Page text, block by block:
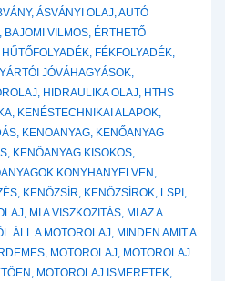
, ÁSVÁNYI OLAJ,AUTÓ
, BAJOMI VILMOS, ÉRTHETŐ
, FÉKFOLYADÉK,
JÓVÁHAGYÁSOK,
, HIDRAULIKA OLAJ, HTHS
, KENÉSTECHNIKAI ALAPOK,
, KENOANYAG, KENŐANYAG
, KENŐANYAG KISOKOS,
KONYHANYELVEN ,
, KENŐZSÍR, KENŐZSÍROK, LSPI ,
, MI A VISZKOZITÁS, MI AZ A
ÁLL A MOTOROLAJ, MINDEN AMIT A
, MOTOROLAJ, MOTOROLAJ
, MOTOROLAJ ISMERETEK,